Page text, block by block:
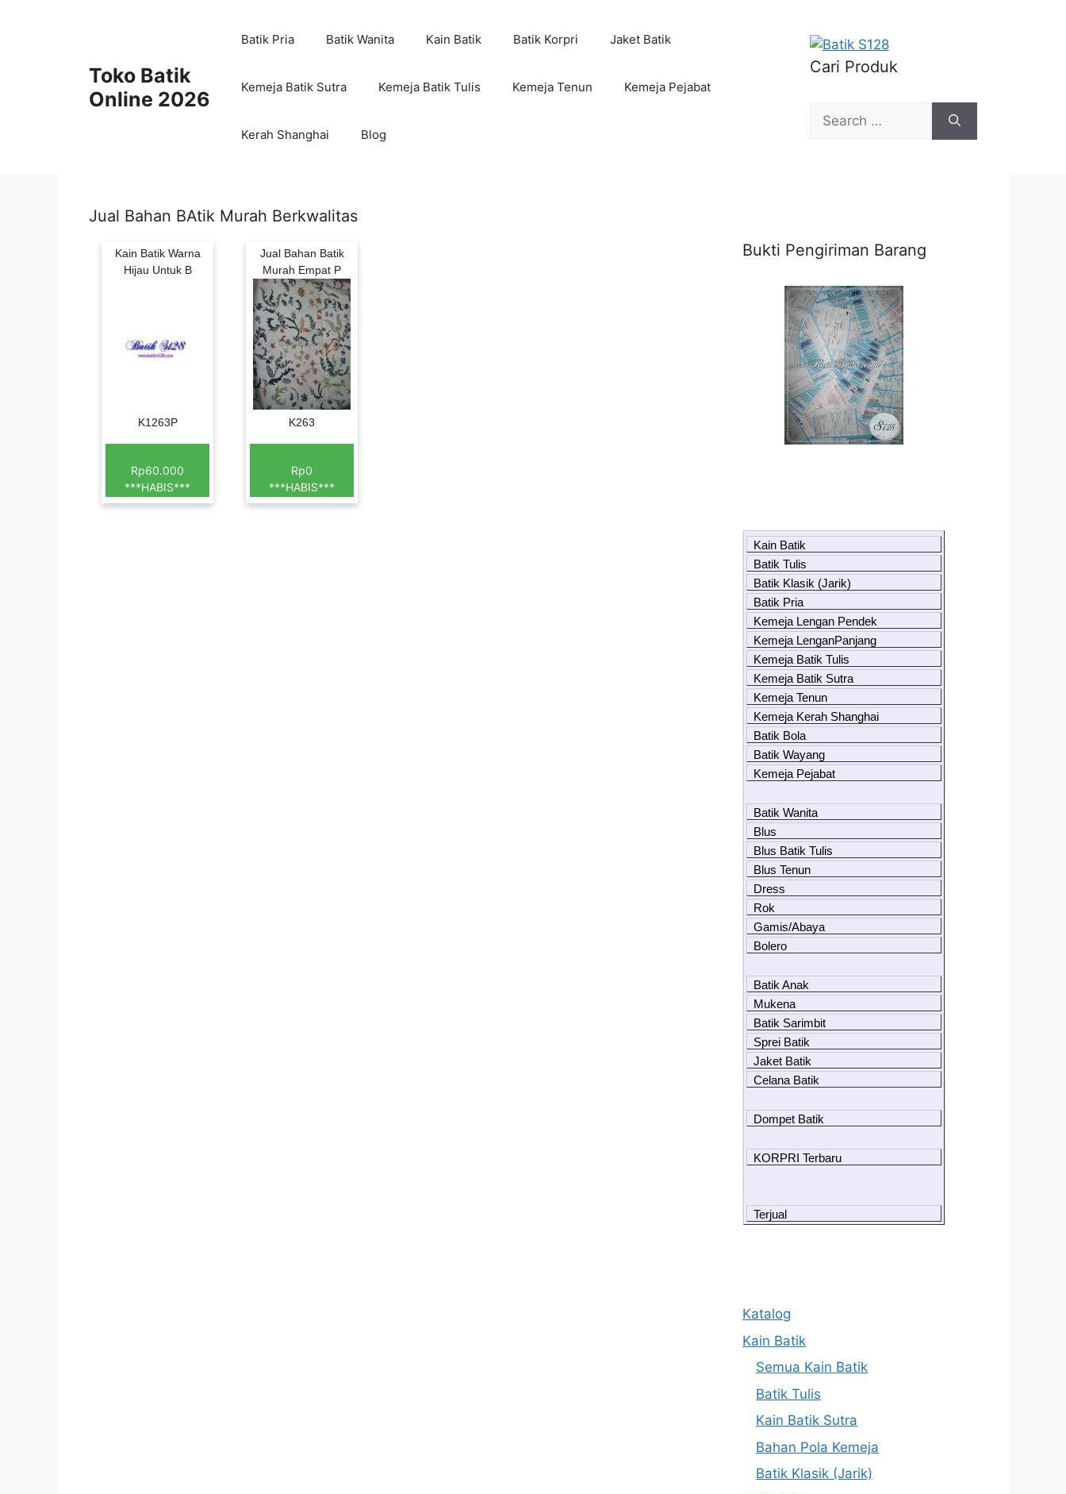
Toko Batik
Online 2026
Batik Pria Batik Wanita Kain Batik Batik Korpri Jaket Batik
Kemeja Batik Sutra Kemeja Batik Tulis Kemeja Tenun Kemeja Pejabat
Kerah Shanghai Blog
Cari Produk
Search
for:
Jual Bahan BAtik Murah Berkwalitas
Kain Batik Warna
Hijau Untuk B
K1263P
Rp60.000
***HABIS***
Jual Bahan Batik
Murah Empat P
K263
Rp0
***HABIS***
Bukti Pengiriman Barang
Kain Batik
Batik Tulis
Batik Klasik (Jarik)
Batik Pria
Kemeja Lengan Pendek
Kemeja LenganPanjang
Kemeja Batik Tulis
Kemeja Batik Sutra
Kemeja Tenun
Kemeja Kerah Shanghai
Batik Bola
Batik Wayang
Kemeja Pejabat
Batik Wanita
Blus
Blus Batik Tulis
Blus Tenun
Dress
Rok
Gamis/Abaya
Bolero
Batik Anak
Mukena
Batik Sarimbit
Sprei Batik
Jaket Batik
Celana Batik
Dompet Batik
KORPRI Terbaru
Terjual
Katalog
Kain Batik
Semua Kain Batik
Batik Tulis
Kain Batik Sutra
Bahan Pola Kemeja
Batik Klasik (Jarik)